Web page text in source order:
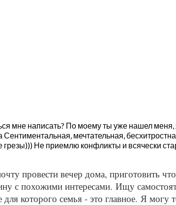
мне написать? По моему ты уже нашел меня,
мечтательная,
Не приемлю конфликты и всячески
провести вечер дома, приготовить
с похожими интересами. Ищу
которого семья - это главное. Я могу